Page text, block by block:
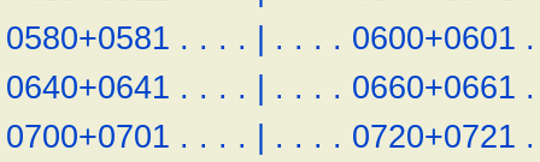
0580+0581 . . . . | . . . . 0600+0601 .
0640+0641 . . . . | . . . . 0660+0661 .
0700+0701 . . . . | . . . . 0720+0721 .